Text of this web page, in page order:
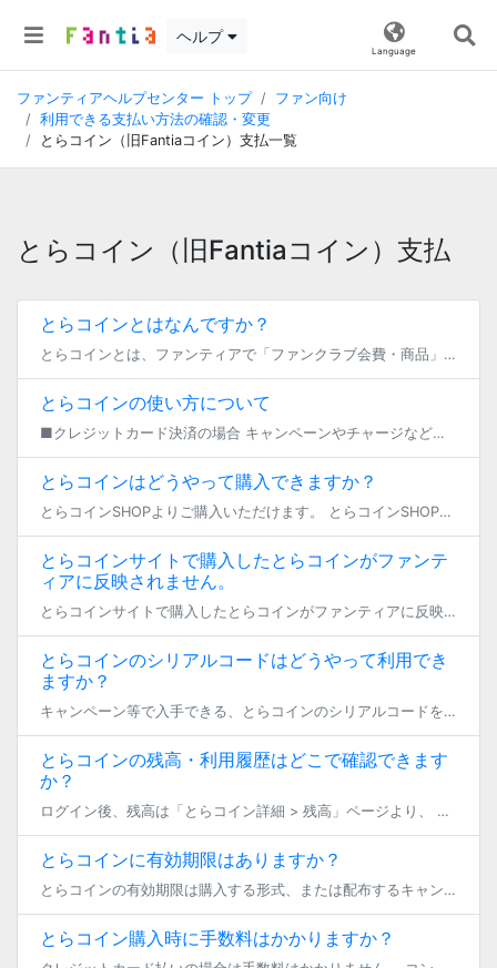
ヘルプ
Language
ファンティアヘルプセンター トップ
ファン向け
利用できる支払い方法の確認・変更
とらコイン（旧Fantiaコイン）支払一覧
とらコイン（旧Fantiaコイン）支払
とらコインとはなんですか？
とらコインとは、ファンティアで「ファンクラブ会費・商品」などの購入時にご利用いただけるプリペイド式支払い方法です。 1コイン＝1円として利用できます。 キャンペーン等で配布されたシリアルコードをお持ちの方は、こちらのペー […]
とらコインの使い方について
■クレジットカード決済の場合 キャンペーンやチャージなどによって獲得したとらコインはプランの入会代金や商品の購入など様々な方法でご利用いただけます。 お支払い時に表示されます決済方法の選択画面より、表示された残高の中から […]
とらコインはどうやって購入できますか？
とらコインSHOPよりご購入いただけます。 とらコインSHOPでコインを購入する前に、必ずアカウント連携を行ってください。 とらコイン購入後、連携アカウントを変更することはできません。別のアカウントでとらコインを買ってし […]
とらコインサイトで購入したとらコインがファンテ
ィアに反映されません。
とらコインサイトで購入したとらコインがファンティアに反映されない場合、 コインサイトで連携しているファンティアアカウントと、ご利用中のアカウントが異なっている可能性があります。 以下の通り、とらコインサイトで連携中のファ […]
とらコインのシリアルコードはどうやって利用でき
ますか？
キャンペーン等で入手できる、とらコインのシリアルコードをご利用する方法についてご説明いたします。 まず、ファンティアTopページ右斜め上のアカウントアイコン画像にカーソルを合わせます。 とらコインの残高画面が表示されます […]
とらコインの残高・利用履歴はどこで確認できます
か？
ログイン後、残高は「とらコイン詳細 > 残高」ページより、 利用履歴は「とらコイン詳細 > 履歴」ページよりご確認いただけます。
とらコインに有効期限はありますか？
とらコインの有効期限は購入する形式、または配布するキャンペーンの内容によって異なります。 現在保有のとらコインの有効期限をご確認いただく場合は、 「とらコイン（旧Fantiaコイン）詳細」から、履歴タブ内の「有効期限」を […]
とらコイン購入時に手数料はかかりますか？